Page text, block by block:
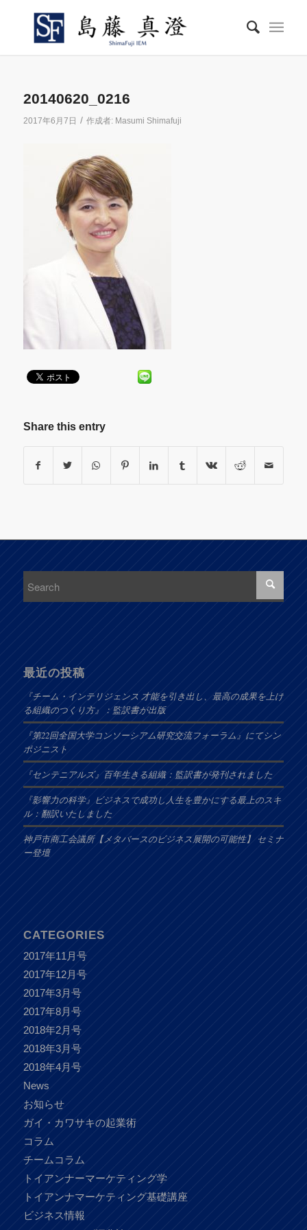
20140620_0216
2017年6月7日 / 作成者: Masumi Shimafuji
Share this entry
最近の投稿
『チーム・インテリジェンス 才能を引き出し、最高の成果を上げ
る組織のつくり方』：監訳書が出版
『第22回全国大学コンソーシアム研究交流フォーラム』にてシン
ポジニスト
『センテニアルズ』百年生きる組織：監訳書が発刊されました
『影響力の科学』ビジネスで成功し人生を豊かにする最上のスキ
ル：翻訳いたしました
神戸市商工会議所【メタバースのビジネス展開の可能性】 セミナ
ー登壇
CATEGORIES
2017年11月号
2017年12月号
2017年3月号
2017年8月号
2018年2月号
2018年3月号
2018年4月号
News
お知らせ
ガイ・カワサキの起業術
コラム
チームコラム
トイアンナーマーケティング学
トイアンナマーケティング基礎講座
ビジネス情報